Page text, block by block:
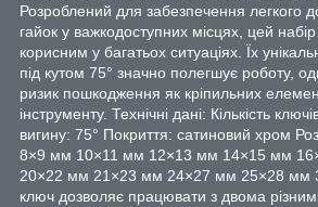
Розроблений для забезпечення легкого
гайок у важкодоступних місцях, цей
корисним у багатьох ситуаціях. Їх
під кутом 75° значно полегшує роботу,
ризик пошкодження як кріпильних
інструменту. Технічні дані: Кількість
вигину: 75° Покриття: сатиновий хром
8×9 мм 10×11 мм 12×13 мм 14×15 мм
20×22 мм 21×23 мм 24×27 мм 25×28 мм
ключ дозволяє працювати з двома